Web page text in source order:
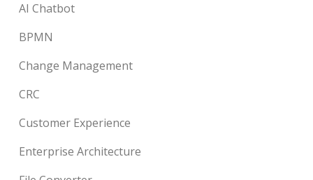
AI Chatbot
BPMN
Change Management
CRC
Customer Experience
Enterprise Architecture